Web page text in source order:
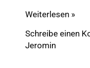
Raspberry
3B+:
Weiterlesen »
Schreibe einen
Jeromin